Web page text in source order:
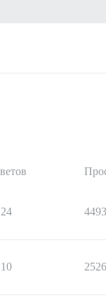
24 4493
10 2526